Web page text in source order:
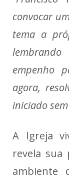
convocar
tema a
empenho
agora,
iniciado
A Igreja
revela sua
ambiente